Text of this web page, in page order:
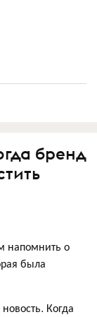
бренд
напомнить о
была
Когда